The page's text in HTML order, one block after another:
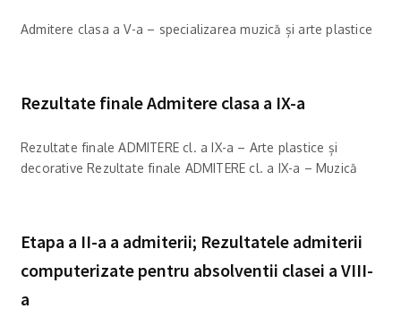
Admitere clasa a V-a – specializarea muzică și arte plastice
Rezultate finale Admitere clasa a IX-a
Rezultate finale ADMITERE cl. a IX-a – Arte plastice și
decorative Rezultate finale ADMITERE cl. a IX-a – Muzică
Etapa a II-a a admiterii; Rezultatele admiterii
computerizate pentru absolventii clasei a VIII-
a